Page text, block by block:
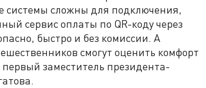
системы сложны для подключения,
сервис оплаты по QR-коду через
быстро и без комиссии. А
смогут оценить комфорт
заместитель президента-